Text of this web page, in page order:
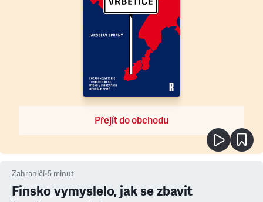
Přejít do obchodu
Zahraničí•5 minut
Finsko vymyslelo, jak se zbavit